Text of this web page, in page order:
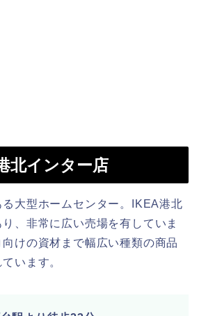
北インター店
大型ホームセンター。IKEA港北
、非常に広い売場を有していま
けの資材まで幅広い種類の商品
います。